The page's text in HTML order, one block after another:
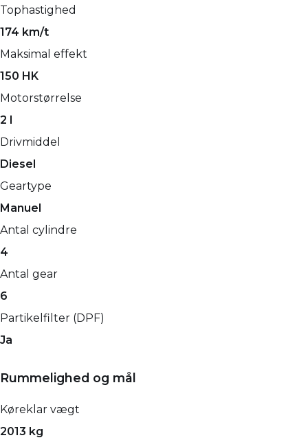
Tophastighed
174 km/t
Maksimal effekt
150 HK
Motorstørrelse
2 l
Drivmiddel
Diesel
Geartype
Manuel
Antal cylindre
4
Antal gear
6
Partikelfilter (DPF)
Ja
Rummelighed og mål
Køreklar vægt
2013 kg